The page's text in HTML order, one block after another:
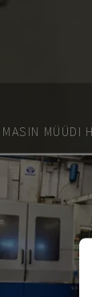
MÜÜDI